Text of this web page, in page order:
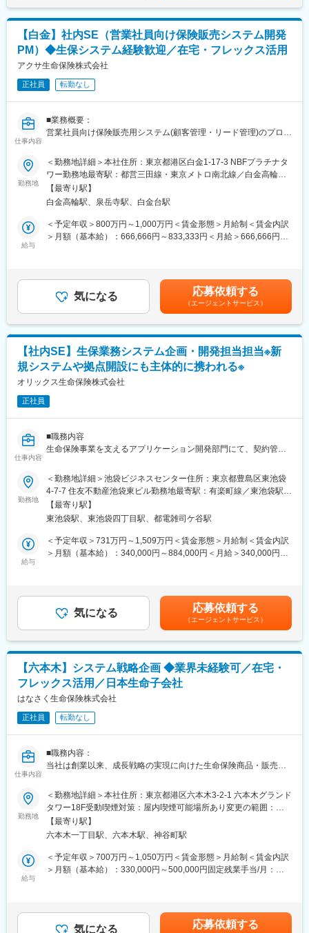
■魅力ポイント：
・日本生命保険という強固な安定基盤を持ち、また一方で戦略子
会社という位置づけから、積極的な事業展開を行うことができま
・2019年に開業後、急成長中の会社にて、業務を通じて会社とと
もに成長することができます。
す。
・新しい価値創造に向け、新商品の開発やお客様へのサービスを
しても、前向きに働いていただけるような制度の拡充に積極的に
取り組んでいます。
・今までの金融機関にないフラットな社風、働きやすさを追求し
たオープンでカジュアルなオフィス環境を設けており、現在の会
変更の範囲：無
【白金】社内SE（営業社員向け保険販売システム開発
PM）◆生保システム経験歓迎／在宅・フレックス活用
アクサ生命保険株式会社
正社員 転勤なし
仕事内容
■業務概要：
営業社員向け保険販売用システム(顧客管理・リード管理)のプロジ
業務に従事いただきます。
＜具体的な業務内容＞
◎ビジネス部門と協働し、ビジネスプロセスを定義、最適化して
いく
・担当するプロダクトに関して、ビジネスプロセスやワークフロ
ー、ユースケースについての知識を維持する
・担当するプロダクトについて、コアとなるケイパビリティや機
・新しいニーズを引き出し、業務及びシステム要件定義をおこな
・新たなテクノロジーや機能を探求し、会社の戦略にアラインす
・リリース準備（例：Release Managementへの承認を得たドキ
ュメントの提出、レビュー実施等）と夜間もしくは早朝リリース
作業
シデント（障害）の優先順位付けを行い対応し、根本原因の特定
および問題解決のためにデベロッパー（開発者）をサポートする
■就業環境：
育児・介護との両立ができるような職場復帰支援プログラムの確
立、在宅勤務制度など、社員が働きやすい環境があります。
■当社について：
されました。アクサが世界で培ってきた知識と経験を活かし、
315 万人のお客さまから 571 万件のご契約をお引き受けしていま
利の増進やライフマネジメント（人生を経営する）に関するアド
バイスをお届けしています。
変更の範囲：会社の定める業務
勤務地
＜勤務地詳細＞本社住所：東京都港区白金1-17-3 NBFプラチナタ
ワー勤務地最寄駅：都営三田線・東京メトロ南北線／白金高輪駅
受動喫煙対策：屋内喫煙可能場所あり変更の範囲：会社の定める
事業所（リモートワーク含む）
【最寄り駅】
白金高輪駅、泉岳寺駅、白金台駅
給与
＜予定年収＞800万円～1,000万円＜賃金形態＞月給制＜賃金内訳
＞月額（基本給）：666,666円～833,333円＜月給＞666,666円～
気になる 応募依頼する
（エージェントサービス）
【社内SE】生保業務システム企画・開発担当担当※新
規システムや拠点開設にも主体的に携われる※
オリックス生命保険株式会社
正社員
仕事内容
■職務内容
生命保険事業を支えるアプリケーション開発部門にて、契約管
事務、コールセンター、データ活用等の基幹システムに関する企
画・開発業務を担当いただきます。ご経験に応じて下記業務をお
任せします。
（1）生命保険システムの企画・実行業務
業務部門の課題解決やシステムモダナイゼーションを推進するた
め、システム改善や新規ITソリューションの企画・立案を担当し
ます。ビジネス要件の整理から要件定義、設計、開発、テスト、
策定など、全社視点でのIT戦略立案にも携わることが可能です。
（2）生命保険システム開発プロジェクトのマネジメント
コスト・進捗管理など、PL・PMとしてプロジェクト全体の推進
を担います。事業会社の立場でプロジェクトをリードし、事業成
長を支える重要な役割をお任せします。
保険業務を支える各種システムの機能拡張や保守開発を担当しま
す。業務知識とシステム知識を深めながら、自ら課題を発見し、
きます。
アプリケーション開発第一部、第二部、第三部のいずれか（担当
システムに応じて決定）
■組織構成
■本ポジションの魅力
・経験や年齢を問わず新たな領域へ挑戦でき、専門性を高めるキ
勤務地
＜勤務地詳細＞池袋ビジネスセンター住所：東京都豊島区東池袋
4-7-7 住友不動産池袋東ビル勤務地最寄駅：有楽町線／東池袋駅受
動喫煙対策：屋内全面禁煙変更の範囲：会社の定める事業所
【最寄り駅】
東池袋駅、東池袋四丁目駅、都電雑司ケ谷駅
給与
＜予定年収＞731万円～1,509万円＜賃金形態＞月給制＜賃金内訳
＞月額（基本給）：340,000円～884,000円＜月給＞340,000円～
目安の金額であり、選考を通じて上下する可能性があります。月
給(月額)は固定手当を含めた表記です。
気になる 応募依頼する
（エージェントサービス）
【六本木】システム戦略企画 ◆業界未経験可／在宅・
フレックス活用／日本生命子会社
はなさく生命保険株式会社
正社員 転勤なし
仕事内容
■職務内容：
当社は創業以来、成長戦略の実現に向けた生命保険商品・販売チ
い、当社の企画総務及び開発管理業務を担う人材を募集いたしま
す。本ポジションでは、以下の業務をご担当頂きます。
＜具体的な職務内容＞
・社内各部署やパートナー企業が参加する会議体の運営
・システム開発に付随する各種管理業務（本番移行判定、障害管
理等）
・システム開発に係る決裁・契約業務
ローテーションの可能性もございます。
勤務地
＜勤務地詳細＞本社住所：東京都港区六本木3-2-1 六本木グランド
タワー18F受動喫煙対策：屋内喫煙可能場所あり変更の範囲：会
社の定める事業所（リモートワーク含む）
【最寄り駅】
六本木一丁目駅、六本木駅、神谷町駅
給与
＜予定年収＞700万円～1,050万円＜賃金形態＞月給制＜賃金内訳
＞月額（基本給）：330,000円～500,000円固定残業手当/月：
内訳：役割給＋加算手当Ⅰ（役割給の10％相当）＋固定残業手当
気になる 応募依頼する